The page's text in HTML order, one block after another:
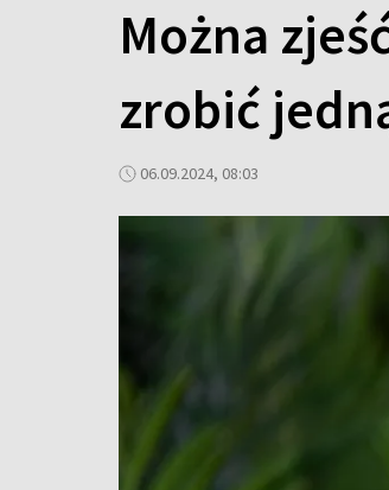
Można
zrobić
06.09.2024, 08:03